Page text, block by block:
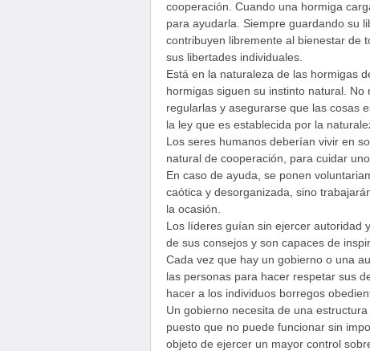
cooperación. Cuando una hormiga
para ayudarla. Siempre guardando su
contribuyen libremente al bienestar de
sus libertades individuales.
Está en la naturaleza de las hormigas
hormigas siguen su instinto natural.
regularlas y asegurarse que las cosas
la ley que es establecida por la
Los seres humanos deberían vivir en
natural de cooperación, para cuidar
En caso de ayuda, se ponen
caótica y desorganizada, sino
la ocasión.
Los líderes guían sin ejercer autoridad
de sus consejos y son capaces de
Cada vez que hay un gobierno o una
las personas para hacer respetar sus
hacer a los individuos borregos
Un gobierno necesita de una
puesto que no puede funcionar sin
objeto de ejercer un mayor control